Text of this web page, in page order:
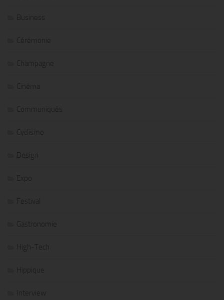
Business
Cérémonie
Champagne
Cinéma
Communiqués
Cyclisme
Design
Expo
Festival
Gastronomie
High-Tech
Hippique
Interview